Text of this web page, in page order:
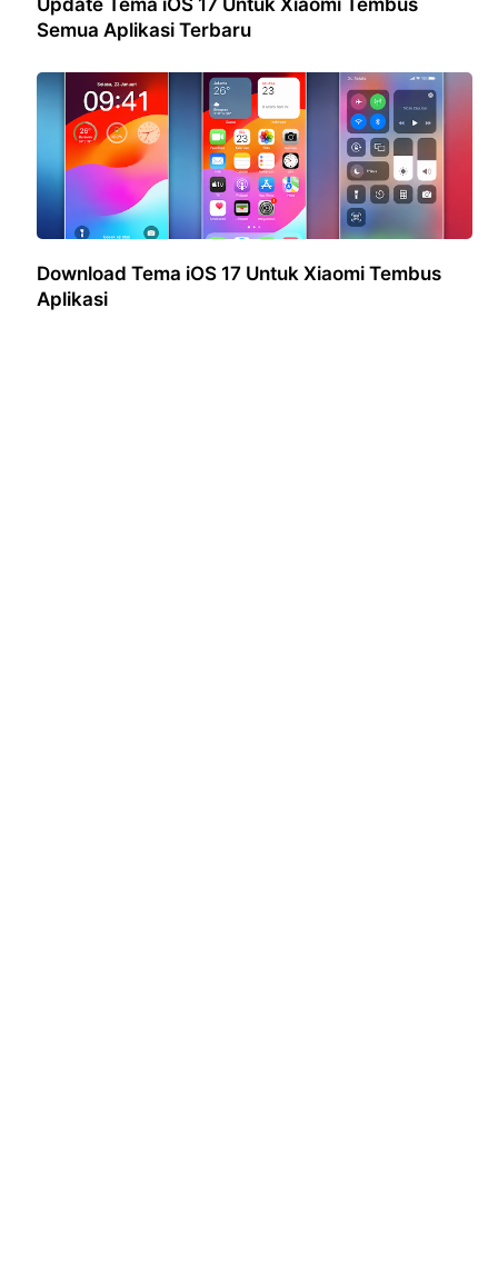
Update Tema iOS 17 Untuk Xiaomi Tembus
Semua Aplikasi Terbaru
Download Tema iOS 17 Untuk Xiaomi Tembus
Aplikasi